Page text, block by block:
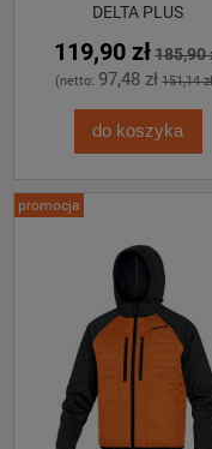
DELTA PLUS
119,90 zł185,90
(netto: 97,48 zł 151,14 zł
do koszyka
promocja